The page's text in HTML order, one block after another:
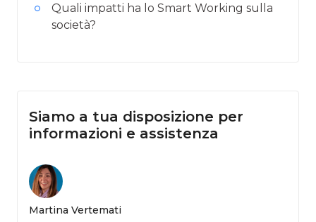
Quali impatti ha lo Smart Working sulla
società?
Siamo a tua disposizione per
informazioni e assistenza
Martina Vertemati